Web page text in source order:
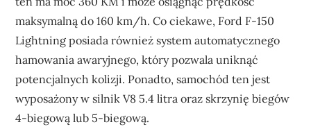
maksymalną do 160 km/h. Co ciekawe, Ford F-150
Lightning posiada również system automatycznego
hamowania awaryjnego, który pozwala uniknąć
potencjalnych kolizji. Ponadto, samochód ten jest
wyposażony w silnik V8 5.4 litra oraz skrzynię biegów
4-biegową lub 5-biegową.